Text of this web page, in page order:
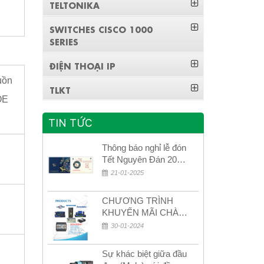
TELTONIKA
SWITCHES CISCO 1000
SERIES
ĐIỆN THOẠI IP
TLKT
TIN TỨC
Thông báo nghỉ lễ đón
Tết Nguyên Đán 2026
– Xuân Bính Ngọ!
21-01-2025
CHƯƠNG TRÌNH
KHUYẾN MÃI CHÀO
MỪNG NĂM MỚI
30-01-2024
Sự khác biệt giữa đầu